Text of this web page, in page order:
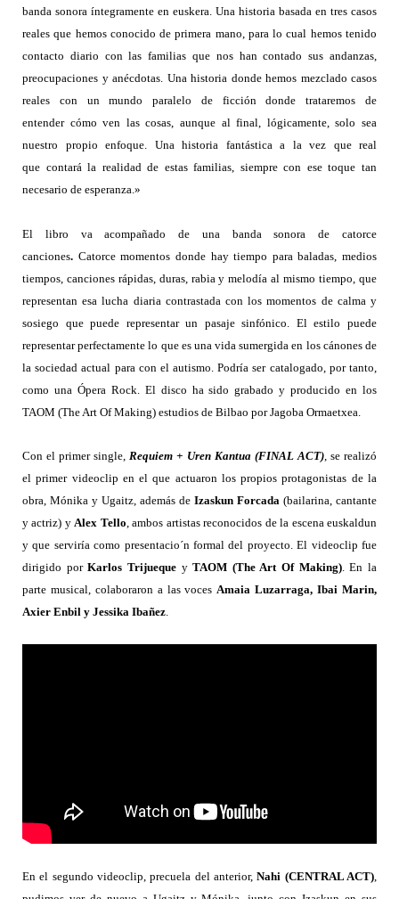
banda sonora íntegramente en euskera. Una historia basada en tres casos
reales que hemos conocido de primera mano, para lo cual hemos tenido
contacto diario con las familias que nos han contado sus andanzas,
preocupaciones y anécdotas. Una historia donde hemos mezclado casos
reales con un mundo paralelo de ficción donde trataremos de
entender cómo ven las cosas, aunque al final, lógicamente, solo sea
nuestro propio enfoque. Una historia fantástica a la vez que real
que contará la realidad de estas familias, siempre con ese toque tan
necesario de esperanza.»
El libro va acompañado de una banda sonora de catorce
canciones. Catorce momentos donde hay tiempo para baladas, medios
tiempos, canciones rápidas, duras, rabia y melodía al mismo tiempo, que
representan esa lucha diaria contrastada con los momentos de calma y
sosiego que puede representar un pasaje sinfónico. El estilo puede
representar perfectamente lo que es una vida sumergida en los cánones de
la sociedad actual para con el autismo. Podría ser catalogado, por tanto,
como una Ópera Rock. El disco ha sido grabado y producido en los
TAOM (The Art Of Making) estudios de Bilbao por Jagoba Ormaetxea.
Con el primer single, Requiem + Uren Kantua (FINAL ACT), se realizó
el primer videoclip en el que actuaron los propios protagonistas de la
obra, Mónika y Ugaitz, además de Izaskun Forcada (bailarina, cantante
y actriz) y Alex Tello , ambos artistas reconocidos de la escena euskaldun
y que serviría como presentacio´n formal del proyecto. El videoclip fue
dirigido porKarlos TrijuequeyTAOM (The Art Of Making). En la
parte musical, colaboraron a las voces Amaia Luzarraga, Ibai Marin,
Axier Enbil y Jessika Ibañez
En el segundo videoclip, precuela del anterior,Nahi (CENTRAL ACT)